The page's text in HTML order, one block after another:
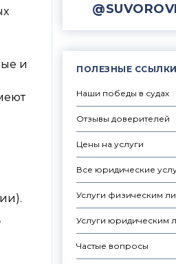
ПОЛЕЗНЫЕ ССЫЛКИ
Наши победы в судах
Отзывы доверителей
Цены на услуги
Все юридические
Услуги физическим
Услуги юридическим
Частые вопросы
и